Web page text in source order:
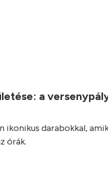
a
ikonikus darabokkal,
órák.